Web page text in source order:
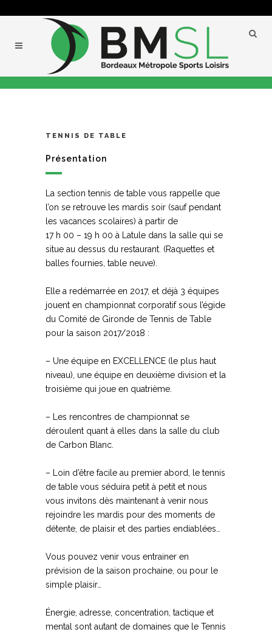
TENNIS DE TABLE
Présentation
La section tennis de table vous rappelle que
l’on se retrouve les mardis soir (sauf pendant
les vacances scolaires) à partir de
17 h 00 – 19 h 00 à Latule dans la salle qui se
situe au dessus du restaurant. (Raquettes et
balles fournies, table neuve).
Elle a redémarrée en 2017, et déjà 3 équipes
jouent en championnat corporatif sous l’égide
du Comité de Gironde de Tennis de Table
pour la saison 2017/2018 :
– Une équipe en EXCELLENCE (le plus haut
niveau), une équipe en deuxième division et la
troisième qui joue en quatrième.
– Les rencontres de championnat se
déroulent quant à elles dans la salle du club
de Carbon Blanc.
– Loin d’être facile au premier abord, le tennis
de table vous séduira petit à petit et nous
vous invitons dès maintenant à venir nous
rejoindre les mardis pour des moments de
détente, de plaisir et des parties endiablées…
Vous pouvez venir vous entrainer en
prévision de la saison prochaine, ou pour le
simple plaisir…
Énergie, adresse, concentration, tactique et
mental sont autant de domaines que le Tennis